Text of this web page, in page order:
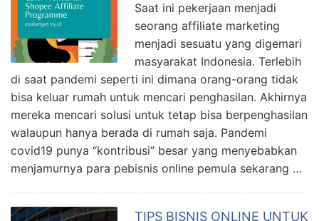
Saat ini pekerjaan menjadi
seorang affiliate marketing
menjadi sesuatu yang digemari
masyarakat Indonesia. Terlebih
di saat pandemi seperti ini dimana orang-orang tidak
bisa keluar rumah untuk mencari penghasilan. Akhirnya
mereka mencari solusi untuk tetap bisa berpenghasilan
walaupun hanya berada di rumah saja. Pandemi
covid19 punya “kontribusi” besar yang menyebabkan
menjamurnya para pebisnis online pemula sekarang …
TIPS BISNIS ONLINE UNTUK